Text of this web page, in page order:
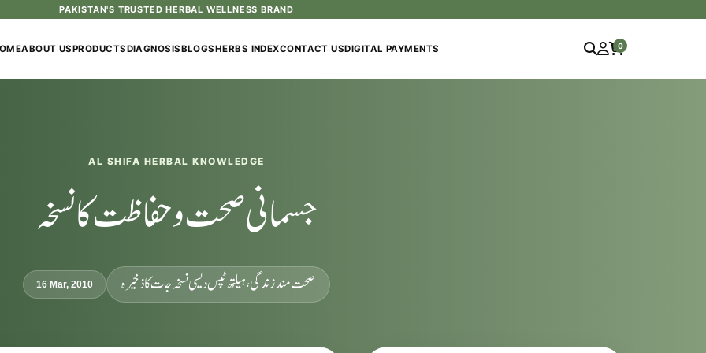
PAKISTAN'S TRUSTED HERBAL WELLNESS BRAND
ABOUT USPRODUCTSDIAGNOSISBLOGSHERBS INDEXCONTACT USDIGITAL PAYMENTS 0
AL SHIFA HERBAL KNOWLEDGE
جسمانی صحت و حفاظت کا نسخہ
16 Mar, 2010 صحت مند زندگی، ہیلتھ ٹپس دیسی نسخہ جات کا ذخیرہ